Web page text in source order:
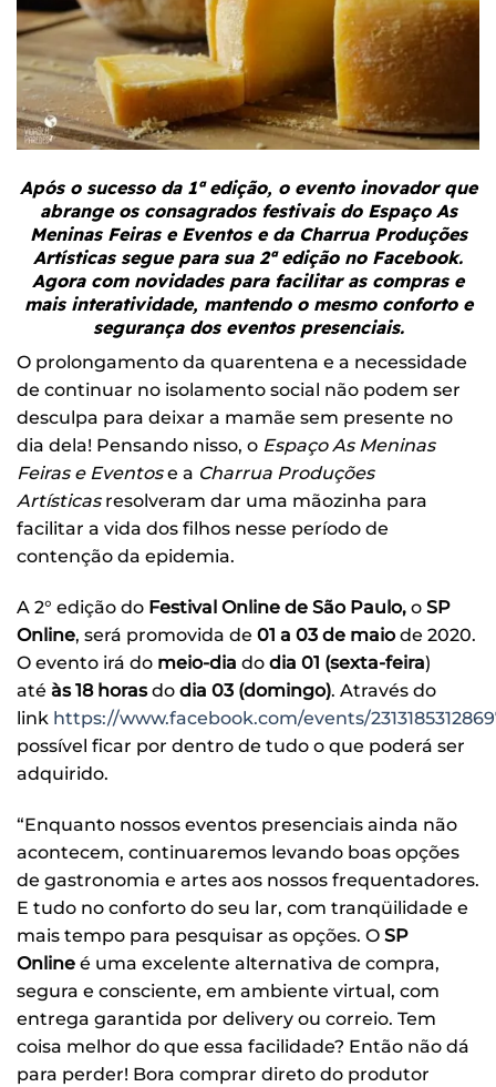
Após o sucesso da 1ª edição, o evento inovador que
abrange os consagrados festivais do Espaço As
Meninas Feiras e Eventos e da Charrua Produções
Artísticas segue para sua 2ª edição no Facebook.
Agora com novidades para facilitar as compras e
mais interatividade, mantendo o mesmo conforto e
segurança dos eventos presenciais.
O prolongamento da quarentena e a necessidade
de continuar no isolamento social não podem ser
desculpa para deixar a mamãe sem presente no
dia dela! Pensando nisso, o Espaço As Meninas
Feiras e Eventose a Charrua Produções
Artísticasresolveram dar uma mãozinha para
facilitar a vida dos filhos nesse período de
contenção da epidemia.
A 2° edição do Festival Online de São Paulo, o SP
Online, será promovida de 01 a 03 de maiode 2020.
O evento irá do meio-dia do dia 01 (sexta-feira)
até às 18 horasdo dia 03 (domingo). Através do
link https://www.facebook.com/events/
possível ficar por dentro de tudo o que poderá ser
adquirido.
“Enquanto nossos eventos presenciais ainda não
acontecem, continuaremos levando boas opções
de gastronomia e artes aos nossos frequentadores.
E tudo no conforto do seu lar, com tranqüilidade e
mais tempo para pesquisar as opções. O SP
Online é uma excelente alternativa de compra,
segura e consciente, em ambiente virtual, com
entrega garantida por delivery ou correio. Tem
coisa melhor do que essa facilidade? Então não dá
para perder! Bora comprar direto do produtor